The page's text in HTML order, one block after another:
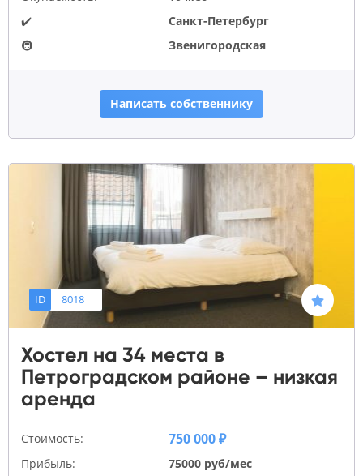
✔️
Санкт-Петербург
🚇
Звенигородская
Написать собственнику
ID 8018
Хостел на 34 места в
Петроградском районе – низкая
аренда
Стоимость: 750 000 ₽
Прибыль:
75000 руб/мес